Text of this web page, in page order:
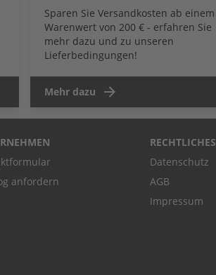
Sparen Sie Versandkosten ab einem
Warenwert von 200 € - erfahren Sie
mehr dazu und zu unseren
Lieferbedingungen!
Mehr dazu
anfordern
RECHTLICHES
Datenschutz
AGB
Impressum